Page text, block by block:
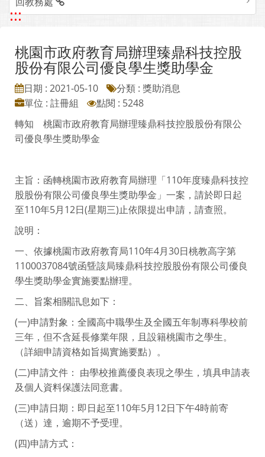
:::
桃園市政府教育局辦理臻鼎科技控股
股份有限公司優良學生獎助學金
日期 : 2021-05-10
分類 : 獎助消息
單位 : 註冊組
點閱 : 5248
轉知 桃園市政府教育局辦理臻鼎科技控股股份有限公
司優良學生獎助學金
主旨：函轉桃園市政府教育局辦理「110年度臻鼎科技控
股股份有限公司優良學生獎助學金」一案，請於即日起
至110年5月12日(星期三)止依限提出申請，請查照。
說明：
一、依據桃園市政府教育局110年4月30日桃教高字第
1100037084號函曁該局臻鼎科技控股股份有限公司優良
學生獎助學金實施要點辦理。
二、旨案相關訊息如下：
(一)申請對象：全國高中職學生及全國五年制專科學校前
三年，但不含延長修業年限，且設籍桃園市之學生。
（詳細申請資格如旨揭實施要點）。
(二)申請文件： 由學校推薦優良表現之學生，填具申請表
及個人資料保護法同意書。
(三)申請日期：即日起至110年5月12日下午4時前寄
（送）達，逾期不予受理。
(四)申請方式：